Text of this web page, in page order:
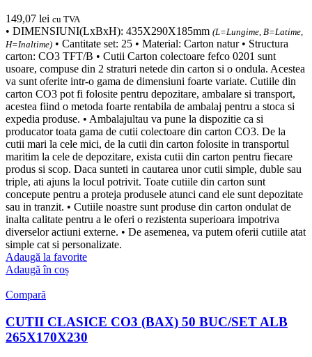
149,07 lei cu TVA
• DIMENSIUNI(LxBxH): 435X290X185mm (L=Lungime, B=Latime,
H=Inaltime) • Cantitate set: 25 • Material: Carton natur • Structura
carton: CO3 TFT/B • Cutii Carton colectoare fefco 0201 sunt
usoare, compuse din 2 straturi netede din carton si o ondula. Acestea
va sunt oferite intr-o gama de dimensiuni foarte variate. Cutiile din
carton CO3 pot fi folosite pentru depozitare, ambalare si transport,
acestea fiind o metoda foarte rentabila de ambalaj pentru a stoca si
expedia produse. • Ambalajultau va pune la dispozitie ca si
producator toata gama de cutii colectoare din carton CO3. De la
cutii mari la cele mici, de la cutii din carton folosite in transportul
maritim la cele de depozitare, exista cutii din carton pentru fiecare
produs si scop. Daca sunteti in cautarea unor cutii simple, duble sau
triple, ati ajuns la locul potrivit. Toate cutiile din carton sunt
concepute pentru a proteja produsele atunci cand ele sunt depozitate
sau in tranzit. • Cutiile noastre sunt produse din carton ondulat de
inalta calitate pentru a le oferi o rezistenta superioara impotriva
diverselor actiuni externe. • De asemenea, va putem oferii cutiile atat
simple cat si personalizate.
Adaugă la favorite
Adaugă în coș
Compară
CUTII CLASICE CO3 (BAX) 50 BUC/SET ALB
265X170X230